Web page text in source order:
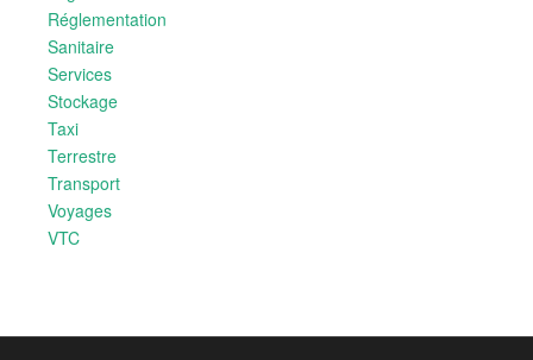
Réglementation
Sanitaire
Services
Stockage
Taxi
Terrestre
Transport
Voyages
VTC